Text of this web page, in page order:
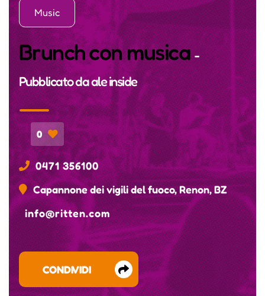
Music
Brunch con musica-
Pubblicato daale inside
0
0471 356100
Capannone dei vigili del fuoco, Renon, BZ
info@ritten.com
CONDIVIDI